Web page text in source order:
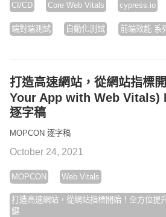
CI/CD Core Web Vitals cypress.io
端對端測試 自動化測試 前端效能 系
打造高速網站，從網站指標
Your App with Web Vitals)
逐字稿
MOPCON 逐字稿
October 24, 2021
MOPCON Web Vitals
打造高速網站，從網站指標開始！全方位提
鍵